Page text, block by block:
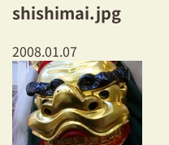
建て替え
耐震対策も
shishimai.jpg
2008.01.07